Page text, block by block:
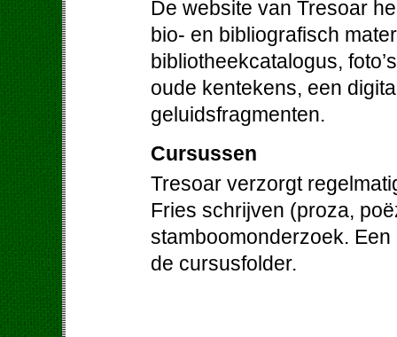
De website van Tresoar
bio- en bibliografisch
bibliotheekcatalogus,
oude kentekens, een
geluidsfragmenten.
Cursussen
Tresoar verzorgt
Fries schrijven (proza,
stamboomonderzoek.
de cursusfolder.